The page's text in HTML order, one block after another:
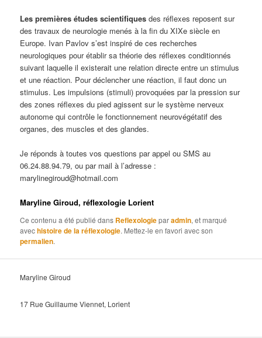
Les premières études scientifiques des réflexes reposent sur
des travaux de neurologie menés à la fin du XIXe siècle en
Europe. Ivan Pavlov s’est inspiré de ces recherches
neurologiques pour établir sa théorie des réflexes conditionnés
suivant laquelle il existerait une relation directe entre un stimulus
et une réaction. Pour déclencher une réaction, il faut donc un
stimulus. Les impulsions (stimuli) provoquées par la pression sur
des zones réflexes du pied agissent sur le système nerveux
autonome qui contrôle le fonctionnement neurovégétatif des
organes, des muscles et des glandes.
Je réponds à toutes vos questions par appel ou SMS au
06.24.88.94.79, ou par mail à l’adresse :
marylinegiroud@hotmail.com
Maryline Giroud, réflexologie Lorient
Ce contenu a été publié dans Reflexologieparadmin, et marqué
avechistoire de la réflexologie. Mettez-le en favori avec son
permalien.
Maryline Giroud
17 Rue Guillaume Viennet, Lorient